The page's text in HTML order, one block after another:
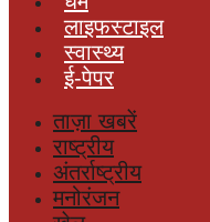
लाइफस्टाइल
स्वास्थ्य
ई-पेपर
ताज़ा खबरें
राष्ट्रीय
अंतर्राष्ट्रीय
मनोरंजन